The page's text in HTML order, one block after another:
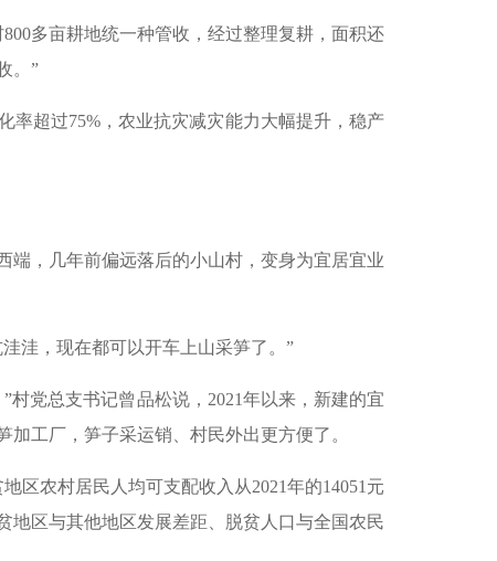
多亩耕地统一种管收，经过整理复耕，面积还
。”
率超过75%，农业抗灾减灾能力大幅提升，稳产
端，几年前偏远落后的小山村，变身为宜居宜业
洼，现在都可以开车上山采笋了。”
党总支书记曾品松说，2021年以来，新建的宜
工厂，笋子采运销、村民外出更方便了。
区农村居民人均可支配收入从2021年的14051元
地区与其他地区发展差距、脱贫人口与全国农民